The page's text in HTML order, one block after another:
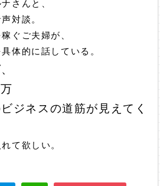
さんと、
対談。
ぐご夫婦が、
体的に話している。
ジネスの道筋が見えてく
て欲しい。